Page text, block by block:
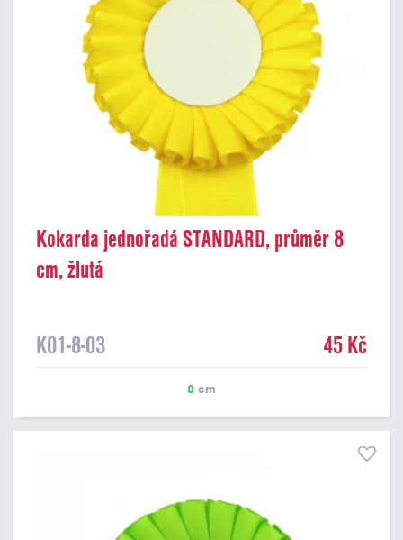
Kokarda jednořadá STANDARD, průměr 8
cm, žlutá
K01-8-03 45 Kč
8 cm